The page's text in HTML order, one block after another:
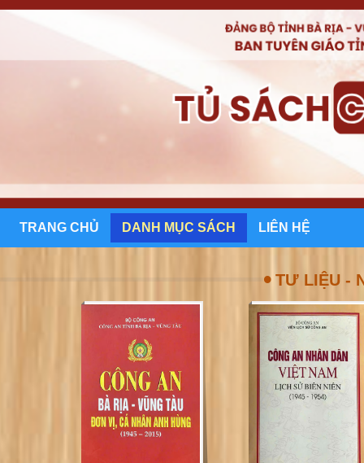
TRANG CHỦ DANH MỤC SÁCH LIÊN HỆ
• TƯ LIỆU -